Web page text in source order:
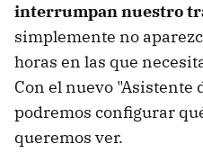
interrumpan nuestro
simplemente no
horas en las que
Con el nuevo "Asistente
podremos configurar
queremos ver.